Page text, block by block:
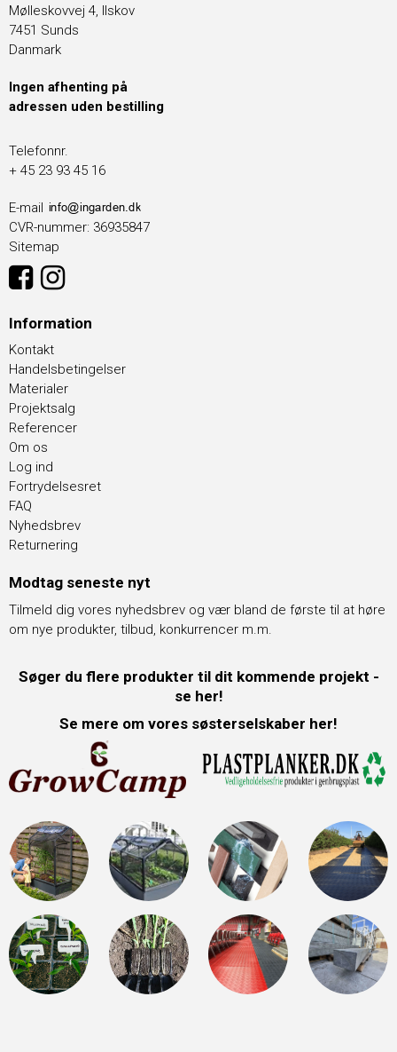
Mølleskovvej 4, Ilskov
7451 Sunds
Danmark
Ingen afhenting på
adressen uden bestilling
Telefonnr.
+ 45 23 93 45 16
E-mail
CVR-nummer: 36935847
Sitemap
Information
Kontakt
Handelsbetingelser
Materialer
Projektsalg
Referencer
Om os
Log ind
Fortrydelsesret
FAQ
Nyhedsbrev
Returnering
Modtag seneste nyt
Tilmeld dig vores nyhedsbrev og vær bland de første til at høre
om nye produkter, tilbud, konkurrencer m.m.
Søger du flere produkter til dit kommende projekt -
se her!
Se mere om vores søsterselskaber her!